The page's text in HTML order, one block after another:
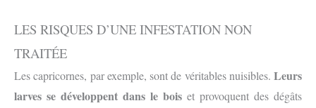
LES RISQUES D’UNE INFESTATION NON
TRAITÉE
Les capricornes, par exemple, sont de véritables nuisibles. Leurs
larves se développent dans le bois et provoquent des dégâts